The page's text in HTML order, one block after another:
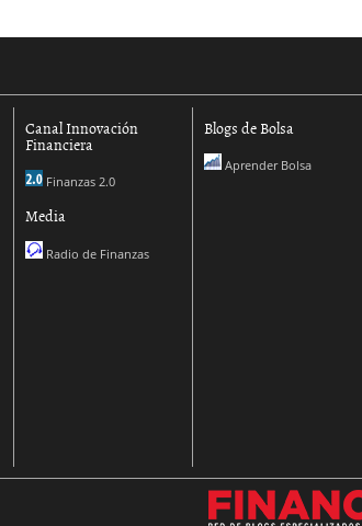
Canal Innovación
Financiera
Finanzas 2.0
Media
Radio de Finanzas
Blogs de Bolsa
Aprender Bolsa